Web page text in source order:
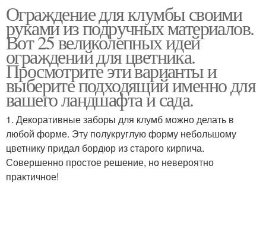
Ограждение для клумбы своими
руками из подручных материалов.
Вот 25 великолепных идей
ограждений для цветника.
Просмотрите эти варианты и
выберите подходящий именно для
вашего ландшафта и сада.
1. Декоративные заборы для клумб можно делать в
любой форме. Эту полукруглую форму небольшому
цветнику придал бордюр из старого кирпича.
Совершенно простое решение, но невероятно
практичное!